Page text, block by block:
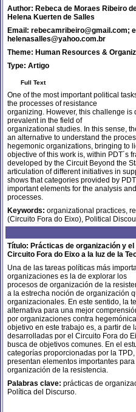
Author: Rebeca de Moraes Ribeiro
Helena Kuerten de Salles
Email: rebecamribeiro@gmail.com;
helenasalles@yahoo.com.br
Theme: Human Resources &
Type: Artigo
Full Text
One of the most important political
the processes of resistance
organizing. However, this challenge
prevalent in the field of
organizational studies. In this sense,
an alternative to understand the
hegemonic organizations, bringing to
objective of this work is, within PDT´s
developed by the Circuit Beyond the
articulation of different initiatives in
shows that categories provided by
important elements for the analysis
processes.
Keywords: organizational practices,
(Circuito Fora do Eixo), Political
Título: Prácticas de organización y
Circuito Fora do Eixo a la luz de la
Una de las tareas políticas más
organizaciones es la de explorar los
procesos de organización de la
a la estrecha noción de organización
organizacionales. En este sentido, la
alternativa para una mejor
por organizaciones contra
objetivo en este trabajo es, a partir de
desarrolladas por el Circuito Fora do
busca de objetivos comunes. En el
categorías proporcionadas por la
presentan elementos importantes
organización de la resistencia.
Palabras clave: prácticas de
Política del Discurso.